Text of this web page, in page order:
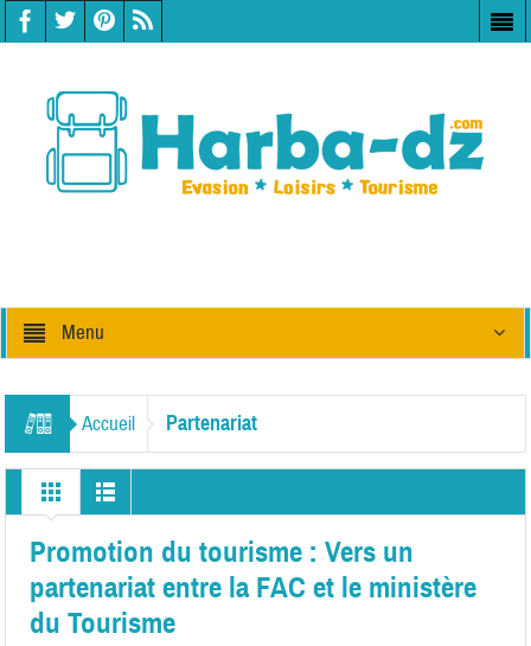
Menu
Accueil Partenariat
Promotion du tourisme : Vers un
partenariat entre la FAC et le ministère
du Tourisme